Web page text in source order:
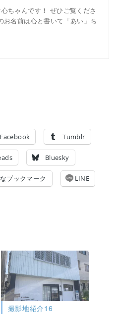
ちゃんです！ ぜひご覧くださ
前は心と書いて「あい」ち
Facebook Tumblr
Bluesky
ブックマーク LINE
撮影地紹介16